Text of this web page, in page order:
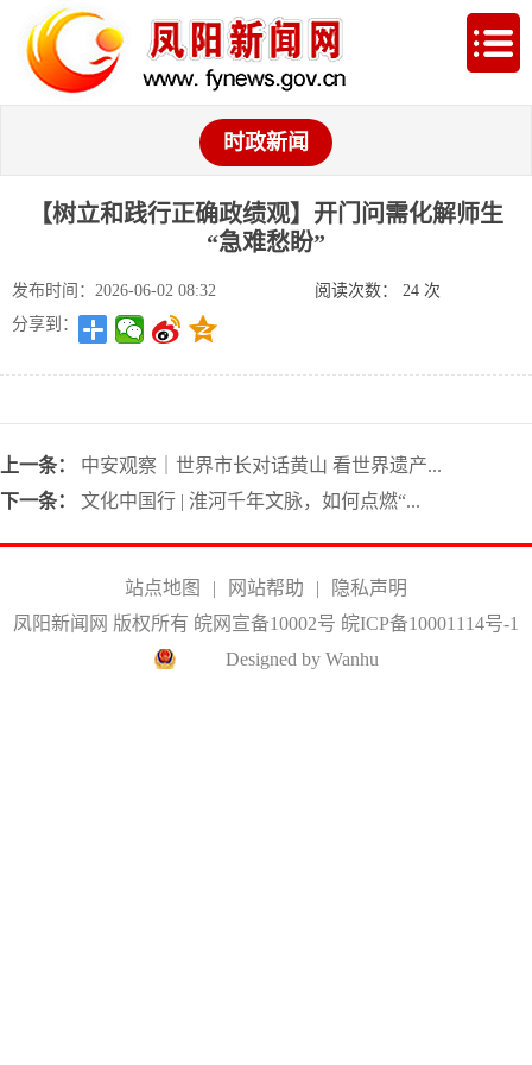
时政新闻
【树立和践行正确政绩观】开门问需化解师生
“急难愁盼”
发布时间：2026-06-02 08:32 阅读次数： 24次
分享到：
上一条：
中安观察｜世界市长对话黄山 看世界遗产...
下一条：
文化中国行 | 淮河千年文脉，如何点燃“...
站点地图 | 网站帮助 |
隐私声明
凤阳新闻网 版权所有 皖网宣备10002号 皖ICP备10001114号-1
Designed by Wanhu